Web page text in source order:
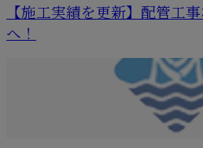
【施工実績を更新】配管工
へ！